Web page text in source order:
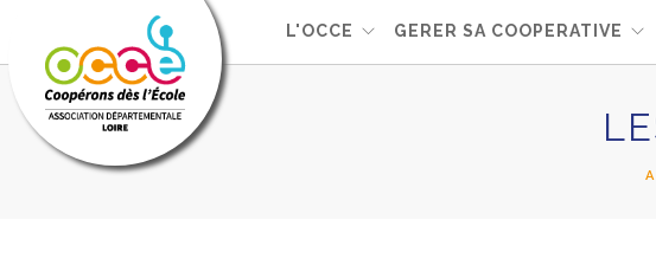
L'OCCE GERER SA COOPERATIVE